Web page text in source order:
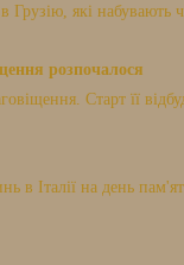
які набувають
розпочалося
Старт її
Італії на день